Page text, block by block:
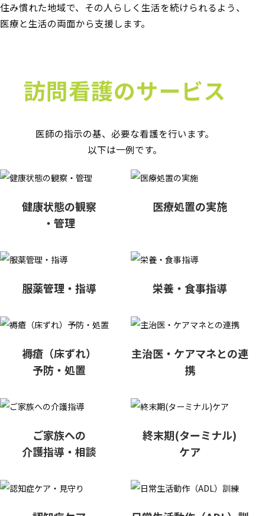
住み慣れた地域で、その人らしく生活を続けられるよう、
医療と生活の両面から支援します。
訪問看護のサービス
医師の指示の基、必要な看護を行います。
以下は一例です。
健康状態の観察
・管理
医療処置の実施
服薬管理・指導 栄養・食事指導
褥瘡（床ずれ）
予防・処置
主治医・ケアマネとの連
携
ご家族への
介護指導・相談
終末期(ターミナル)
ケア